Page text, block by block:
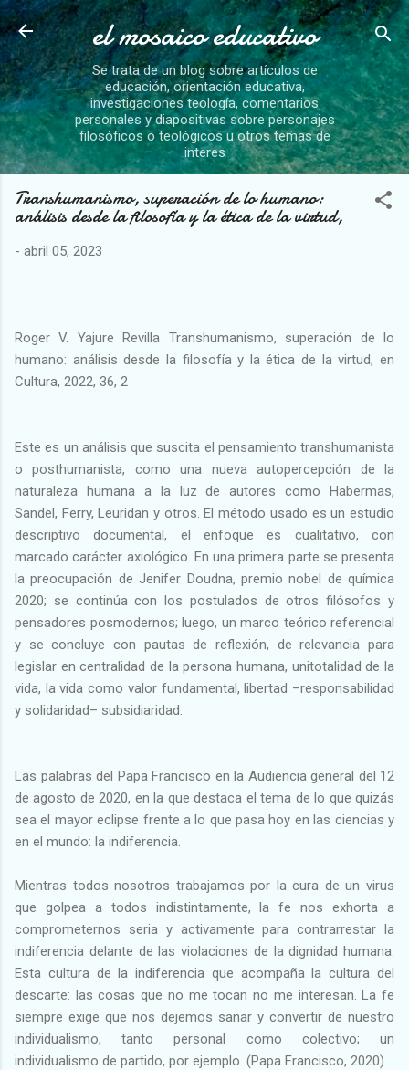
Ir al contenido principal
el mosaico educativo
Se trata de un blog sobre artículos de
educación, orientación educativa,
investigaciones teología, comentarios
personales y diapositivas sobre personajes
filosóficos o teológicos u otros temas de
interes
Transhumanismo, superación de lo humano:
análisis desde la filosofía y la ética de la virtud,
- abril 05, 2023
Roger V. Yajure Revilla Transhumanismo, superación de lo
humano: análisis desde la filosofía y la ética de la virtud, en
Cultura, 2022, 36, 2
Este es un análisis que suscita el pensamiento transhumanista
o posthumanista, como una nueva autopercepción de la
naturaleza humana a la luz de autores como Habermas,
Sandel, Ferry, Leuridan y otros. El método usado es un estudio
descriptivo documental, el enfoque es cualitativo, con
marcado carácter axiológico. En una primera parte se presenta
la preocupación de Jenifer Doudna, premio nobel de química
2020; se continúa con los postulados de otros filósofos y
pensadores posmodernos; luego, un marco teórico referencial
y se concluye con pautas de reflexión, de relevancia para
legislar en centralidad de la persona humana, unitotalidad de la
vida, la vida como valor fundamental, libertad –responsabilidad
y solidaridad– subsidiaridad.
Las palabras del Papa Francisco en la Audiencia general del 12
de agosto de 2020, en la que destaca el tema de lo que quizás
sea el mayor eclipse frente a lo que pasa hoy en las ciencias y
en el mundo: la indiferencia.
Mientras todos nosotros trabajamos por la cura de un virus
que golpea a todos indistintamente, la fe nos exhorta a
comprometernos seria y activamente para contrarrestar la
indiferencia delante de las violaciones de la dignidad humana.
Esta cultura de la indiferencia que acompaña la cultura del
descarte: las cosas que no me tocan no me interesan. La fe
siempre exige que nos dejemos sanar y convertir de nuestro
individualismo, tanto personal como colectivo; un
individualismo de partido, por ejemplo. (Papa Francisco, 2020)